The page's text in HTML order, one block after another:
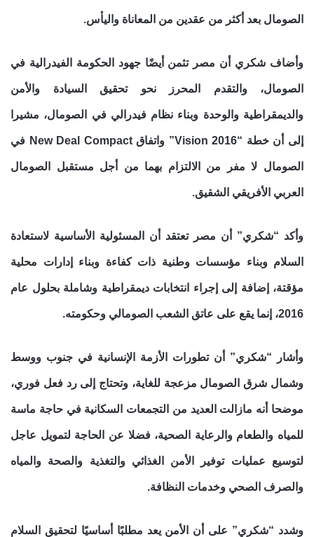
الصومال بعد أكثر من عقدين من المعاناة واليأس.
وأضاف شكري أن مصر تثمن أيضًا جهود الحكومة الفيدرالية في
الصومال، والتقدم المحرز نحو تحقيق السيادة والأمن
والديمقراطية والوحدة وبناء نظام فيدرالي في الصومال، مشيرا
إلى أن خطة “Vision 2016” واتفاق New Deal Compact في
الصومال لا مفر من الالتزام بهما من أجل مستقبل الصومال
العربي الأفريقي الشقيق.
وأكد “شكري” أن مصر تعتقد أن المسئولية الأساسية لاستعادة
السلام وبناء مؤسسات وطنية ذات كفاءة وبناء إدارات محلية
مؤقتة، إضافة إلى إجراء انتخابات ديمقراطية وشاملة بحلول عام
2016، إنما يقع على عاتق الشعب الصومالي وحكومته.
وأشار “شكري” أن تطورات الأزمة الإنسانية في جنوب ووسط
وشمال شرق الصومال مزعجة للغاية، وتحتاج إلى رد فعل فوري،
موضحا أنه مازالت العديد من التجمعات السكانية في حاجة ماسة
للمياه والطعام والرعاية الصحية، فضلا عن الحاجة لتمويل عاجل
لتوسيع عمليات توفير الأمن الغذائي والتغذية والصحة والمياه
والصرف الصحي وخدمات النظافة.
وشدد “شكري” على أن الأمن يعد مطلبًا أساسيًا لتحقيق السلام